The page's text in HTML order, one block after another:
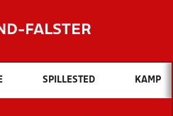
FALSTER
Hvad vil du søge efter?
INDHOLD OG NYHEDER
SPILLESTED KAMP